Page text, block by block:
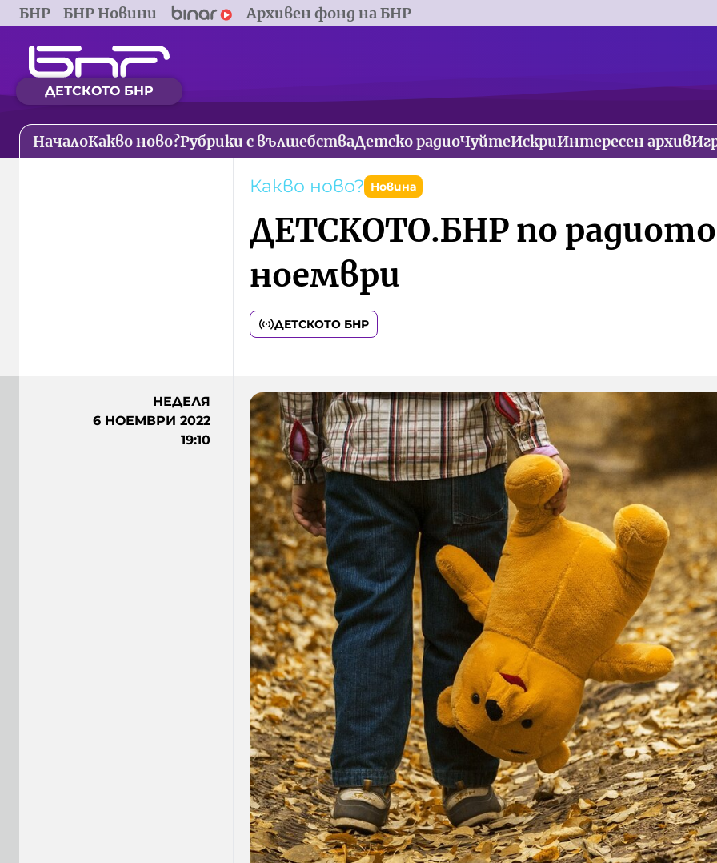
БНР БНР Новини Архивен фонд на БНР
ДЕТСКОТО БНР
НачалоКакво ново?Рубрики с вълшебстваДетско радиоЧуйтеИскриИнтересен архив
Какво ново? Новина
ДЕТСКОТО.БНР по радиото
ноември
ДЕТСКОТО БНР
НЕДЕЛЯ
6 НОЕМВРИ 2022
19:10